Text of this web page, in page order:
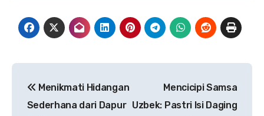
pos
Menikmati Hidangan
Sederhana dari Dapur
Mencicipi Samsa
Uzbek: Pastri Isi Daging